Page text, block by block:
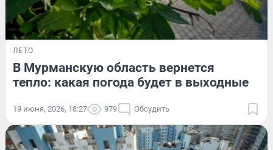
ЛЕТО
В Мурманскую область вернется
тепло: какая погода будет в выходные
19 июня, 2026, 18:27 979 Обсудить